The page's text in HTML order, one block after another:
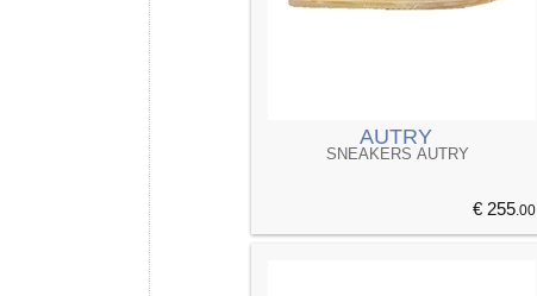
AUTRY
SNEAKERS AUTRY
€ 255.00